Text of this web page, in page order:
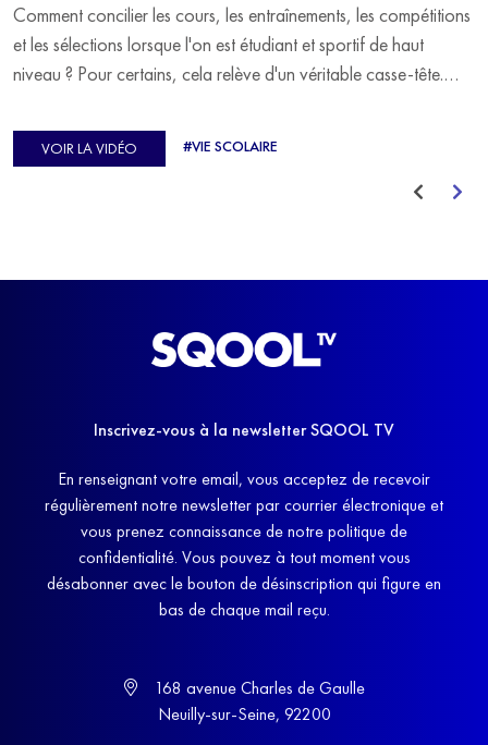
Comment concilier les cours, les entraînements, les compétitions
et les sélections lorsque l'on est étudiant et sportif de haut
niveau ? Pour certains, cela relève d'un véritable casse-tête.
d'Europe de Horse-ball, qui a failli abandonner ses études
avant de trouver un nouvel équilibre.
VOIR LA VIDÉO #VIE SCOLAIRE
Inscrivez-vous à la newsletter SQOOL TV
En renseignant votre email, vous acceptez de recevoir
régulièrement notre newsletter par courrier électronique et
vous prenez connaissance de notre politique de
confidentialité. Vous pouvez à tout moment vous
désabonner avec le bouton de désinscription qui figure en
bas de chaque mail reçu.
168 avenue Charles de Gaulle
Neuilly-sur-Seine, 92200